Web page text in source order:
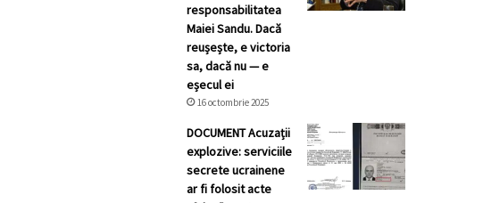
responsabilitatea
Maiei Sandu. Dacă
reușește, e victoria
sa, dacă nu — e
eșecul ei
16 octombrie 2025
DOCUMENT Acuzații
explozive: serviciile
secrete ucrainene
ar fi folosit acte